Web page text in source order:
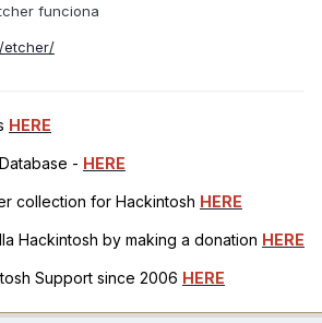
funciona
etcher/
HERE
- HERE
collection for Hackintosh HERE
Hackintosh by making a donation HERE
Support since 2006 HERE